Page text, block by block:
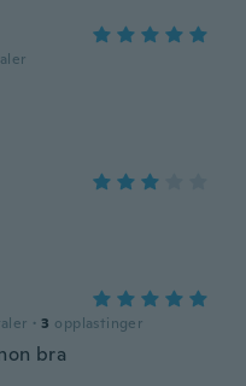
· 3 opplastinger
bra